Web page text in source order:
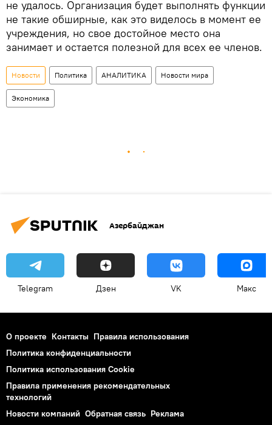
не удалось. Организация будет выполнять функции
не такие обширные, как это виделось в момент ее
учреждения, но свое достойное место она
занимает и остается полезной для всех ее членов.
Новости Политика АНАЛИТИКА Новости мира
Экономика
Азербайджан
Telegram Дзен VK Макс
О проекте Контакты Правила использования
Политика конфиденциальности
Политика использования Cookie
Правила применения рекомендательных
технологий
Новости компаний Обратная связь Реклама